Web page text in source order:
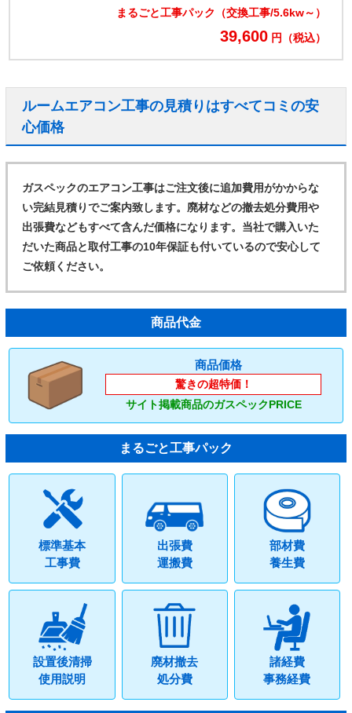
まるごと工事パック（交換工事/5.6kw～）
39,600 円（税込）
ルームエアコン工事の見積りはすべてコミの安
心価格
ガスペックのエアコン工事はご注文後に追加費用がかからな
い完結見積りでご案内致します。廃材などの撤去処分費用や
出張費などもすべて含んだ価格になります。当社で購入いた
だいた商品と取付工事の10年保証も付いているので安心して
ご依頼ください。
商品代金
商品価格
驚きの超特価！
サイト掲載商品のガスペックPRICE
まるごと工事パック
標準基本
工事費
出張費
運搬費
部材費
養生費
設置後清掃
使用説明
廃材撤去
処分費
諸経費
事務経費